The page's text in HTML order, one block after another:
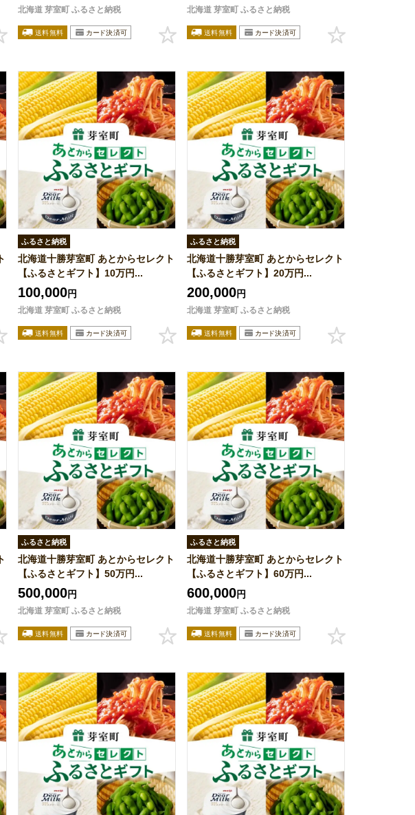
北海道 芽室町 ふるさと納税 北海道 芽室町 ふるさと納税
ふるさと納税
北海道十勝芽室町 あとからセレクト
【ふるさとギフト】10万円...
100,000円
北海道 芽室町 ふるさと納税
ふるさと納税
北海道十勝芽室町 あとからセレクト
【ふるさとギフト】20万円...
200,000円
北海道 芽室町 ふるさと納税
ふるさと納税
北海道十勝芽室町 あとからセレクト
【ふるさとギフト】50万円...
500,000円
北海道 芽室町 ふるさと納税
ふるさと納税
北海道十勝芽室町 あとからセレクト
【ふるさとギフト】60万円...
600,000円
北海道 芽室町 ふるさと納税